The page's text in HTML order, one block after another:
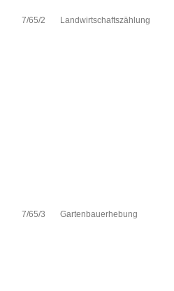
7/65/2 Landwirtschaftszählung
7/65/3 Gartenbauerhebung